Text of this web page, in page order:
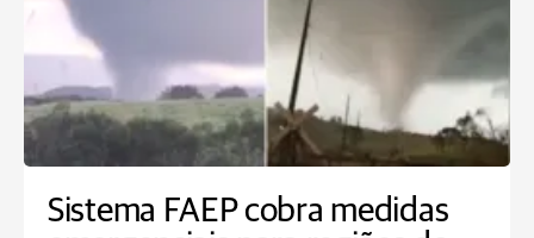
Sistema FAEP cobra medidas